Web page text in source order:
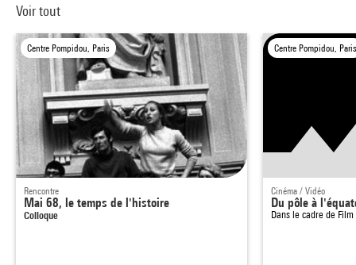
Voir tout
Centre Pompidou, Paris
Rencontre
Mai 68, le temps de l'histoire
Colloque
Centre Pompidou,
Cinéma / Vidéo
Du pôle à
Dans le cadre de Film